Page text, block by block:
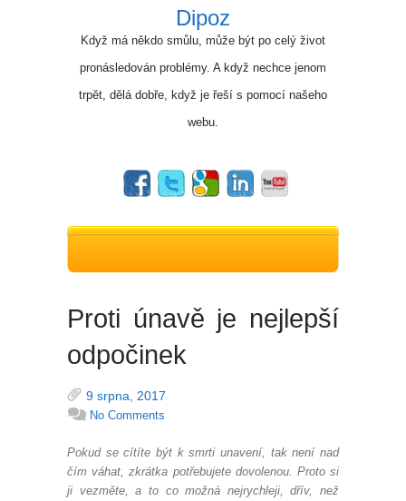
Dipoz
Když má někdo smůlu, může být po celý život
pronásledován problémy. A když nechce jenom
trpět, dělá dobře, když je řeší s pomocí našeho
webu.
Proti únavě je nejlepší
odpočinek
9 srpna, 2017
No Comments
Pokud se cítíte být k smrti unavení, tak není nad
čím váhat, zkrátka potřebujete dovolenou. Proto si
ji vezměte, a to co možná nejrychleji, dřív, než